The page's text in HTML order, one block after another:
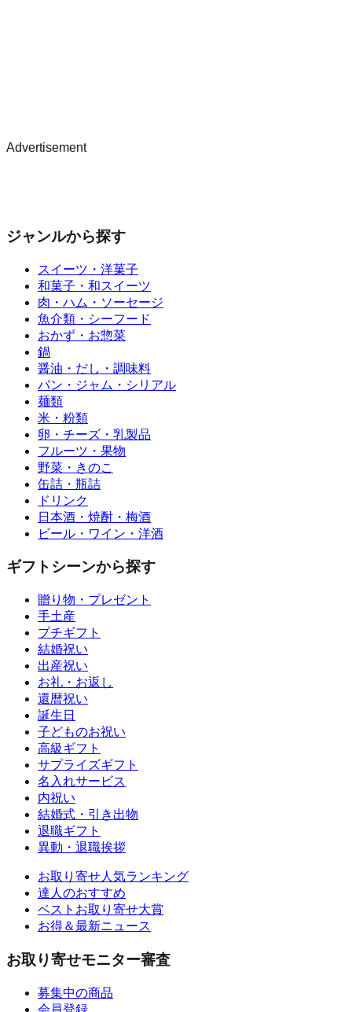
Advertisement
ジャンルから探す
スイーツ・洋菓子
和菓子・和スイーツ
肉・ハム・ソーセージ
魚介類・シーフード
おかず・お惣菜
鍋
醤油・だし・調味料
パン・ジャム・シリアル
麺類
米・粉類
卵・チーズ・乳製品
フルーツ・果物
野菜・きのこ
缶詰・瓶詰
ドリンク
日本酒・焼酎・梅酒
ビール・ワイン・洋酒
ギフトシーンから探す
贈り物・プレゼント
手土産
プチギフト
結婚祝い
出産祝い
お礼・お返し
還暦祝い
誕生日
子どものお祝い
高級ギフト
サプライズギフト
名入れサービス
内祝い
結婚式・引き出物
退職ギフト
異動・退職挨拶
お取り寄せ人気ランキング
達人のおすすめ
ベストお取り寄せ大賞
お得＆最新ニュース
お取り寄せモニター審査
募集中の商品
会員登録